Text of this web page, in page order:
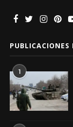
PUBLICACIONES
1